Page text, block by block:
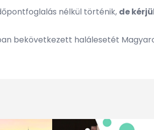
nélkül történik, de
bekövetkezett halálesetét